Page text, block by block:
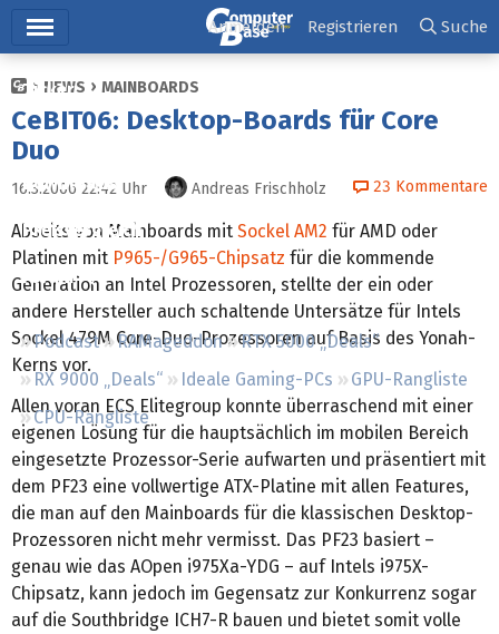
Ticker
Tests
Downloads
Preisvergleich
Forum
Podcast RAMageddon
RTX 5000 „Deals“
RX 9000 „Deals“
Ideale Gaming-PCs
GPU-Rangliste
CPU-Rangliste
Anmelden Registrieren Suche
NEWS MAINBOARDS
CeBIT06: Desktop-Boards für Core
Duo
16.3.2006 22:42 Uhr Andreas Frischholz 23 Kommentare
Abseits von Mainboards mit Sockel AM2 für AMD oder
Platinen mit P965-/G965-Chipsatz für die kommende
Generation an Intel Prozessoren, stellte der ein oder
andere Hersteller auch schaltende Untersätze für Intels
Sockel 479M Core-Duo-Prozessoren auf Basis des Yonah-
Kerns vor.
Allen voran ECS Elitegroup konnte überraschend mit einer
eigenen Lösung für die hauptsächlich im mobilen Bereich
eingesetzte Prozessor-Serie aufwarten und präsentiert mit
dem PF23 eine vollwertige ATX-Platine mit allen Features,
die man auf den Mainboards für die klassischen Desktop-
Prozessoren nicht mehr vermisst. Das PF23 basiert –
genau wie das AOpen i975Xa-YDG – auf Intels i975X-
Chipsatz, kann jedoch im Gegensatz zur Konkurrenz sogar
auf die Southbridge ICH7-R bauen und bietet somit volle